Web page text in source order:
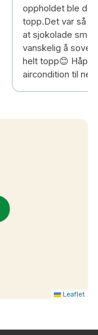
oppholdet ble
topp.Det var så
at sjokolade
vanskelig å sove.
helt topp😊
aircondition til
Leaflet